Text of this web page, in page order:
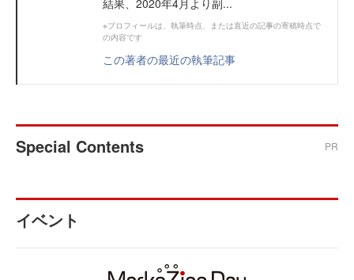
結果、2020年4月より副...
※プロフィールは、執筆時点、または直近の記事の寄稿時点で
の内容です
この著者の最近の執筆記事
Special Contents PR
イベント